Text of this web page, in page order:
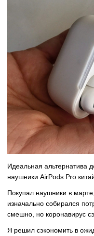
Идеальная альтернатива
наушники AirPods Pro
Покупал наушники в
изначально собирался
смешно, но коронавирус
Я решил сэкономить в